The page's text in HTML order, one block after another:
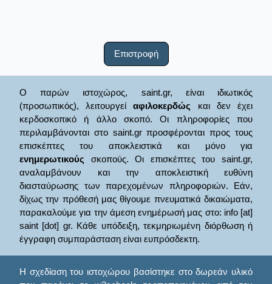
Επιστροφή
Ο παρών ιστοχώρος, saint.gr, είναι ιδιωτικός
(προσωπικός), λειτουργείαφιλοκερδώς και δεν έχει
κερδοσκοπικό ή άλλο σκοπό. Οι πληροφορίες που
περιλαμβάνονται στο saint.gr προσφέρονται προς τους
επισκέπτες του αποκλειστικά και μόνο για
ενημερωτικούς σκοπούς. Οι επισκέπτες του saint.gr,
αναλαμβάνουν και την αποκλειστική ευθύνη
διασταύρωσης των παρεχομένων πληροφοριών. Εάν,
δίχως την πρόθεσή μας θίγουμε πνευματικά δικαιώματα,
παρακαλούμε για την άμεση ενημέρωσή μας στο: info [at]
saint [dot] gr. Κάθε υπόδειξη, τεκμηριωμένη διόρθωση ή
έγγραφη συμπαράσταση είναι ευπρόσδεκτη.
Η σχεδίαση του ιστοχώρου βασίστηκε στο δωρεάν υλικό